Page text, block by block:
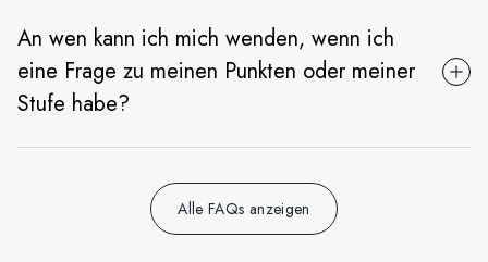
An wen kann ich mich wenden, wenn ich
eine Frage zu meinen Punkten oder meiner
Stufe habe?
Alle FAQs anzeigen